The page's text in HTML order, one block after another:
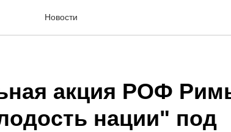
Новости
акция РОФ
нации" под